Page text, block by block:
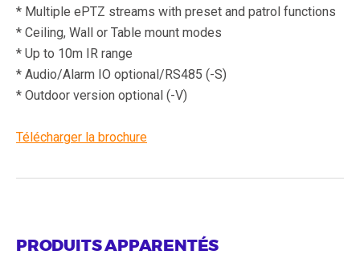
* Multiple ePTZ streams with preset and patrol functions
* Ceiling, Wall or Table mount modes
* Up to 10m IR range
* Audio/Alarm IO optional/RS485 (-S)
* Outdoor version optional (-V)
Télécharger la brochure
PRODUITS APPARENTÉS